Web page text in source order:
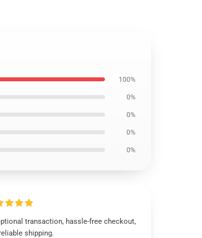
100%
0%
0%
0%
0%
transaction, hassle-free checkout,
shipping.